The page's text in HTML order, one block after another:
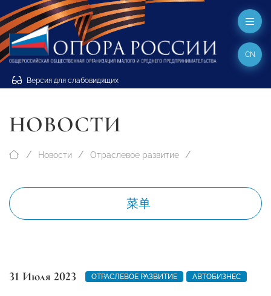
Версия для слабовидящих
CN
НОВОСТИ
Новости Отраслевое развитие
菜单
31 Июля 2023 ОТРАСЛЕВОЕ РАЗВИТИЕ АВТОБИЗНЕС